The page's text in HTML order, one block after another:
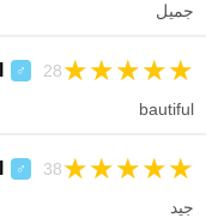
جميل
♂ 28 عاماً 26-10-2013 ★
★
★
★
★
bautiful
♂ 38 عاماً 10-07-2014 ★
★
★
★
★
جيد